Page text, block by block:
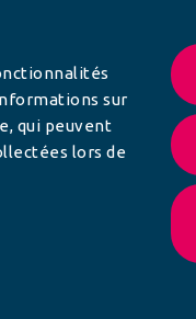
sur
qui peuvent
lors de